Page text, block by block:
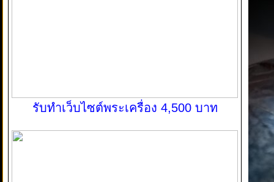
รับทำเว็บไซต์พระเครื่อง 4,500 บาท